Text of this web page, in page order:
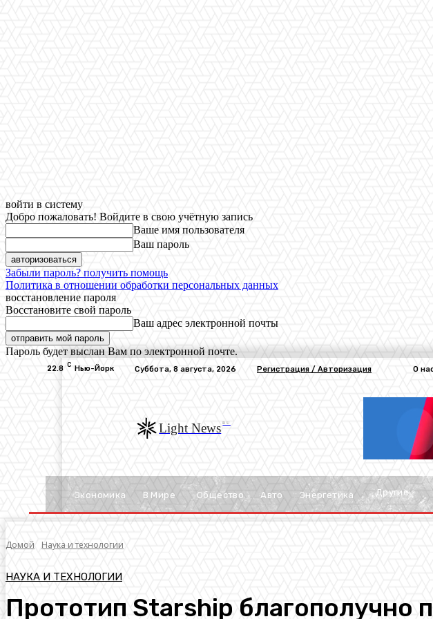
войти в систему
Добро пожаловать! Войдите в свою учётную запись
Ваше имя пользователя
Ваш пароль
Забыли пароль? получить помощь
Политика в отношении обработки персональных данных
восстановление пароля
Восстановите свой пароль
Ваш адрес электронной почты
Пароль будет выслан Вам по электронной почте.
22.8 C Нью-Йорк Суббота, 8 августа, 2026 Регистрация / Авторизация О
Light News RU
Экономика В Мире Общество Авто Энергетика Другие
Домой Наука и технологии
НАУКА И ТЕХНОЛОГИИ
Прототип Starship благополучно